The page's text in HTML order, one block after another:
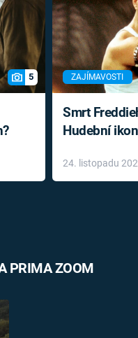
5 ZAJÍMAVOSTI
Smrt
Hudební
léky
24. listopadu
PRIMA ZOOM